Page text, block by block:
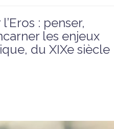
: penser,
les enjeux
du XIXe siècle